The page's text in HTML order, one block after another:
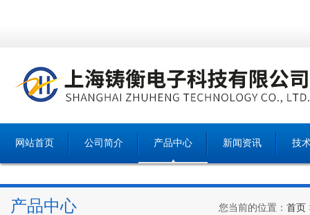
网站首页 公司简介 产品中心 新闻资讯 技
产品中心 您当前的位置： 首页